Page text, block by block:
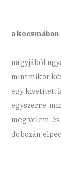
a kocsmában
nagyjából
mint mikor
egy kivetített
egyszerre,
meg velem,
dobozán